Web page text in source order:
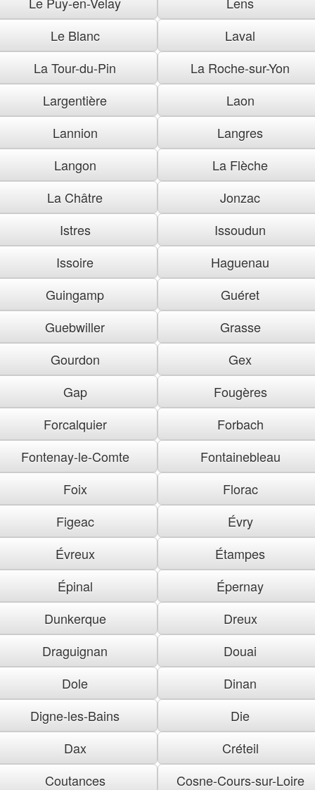
Le Blanc
Laval
La Tour-du-Pin
La Roche-sur-Yon
Largentière
Laon
Lannion
Langres
Langon
La Flèche
La Châtre
Jonzac
Istres
Issoudun
Issoire
Haguenau
Guingamp
Guéret
Guebwiller
Grasse
Gourdon
Gex
Gap
Fougères
Forcalquier
Forbach
Fontenay-le-Comte
Fontainebleau
Foix
Florac
Figeac
Évry
Évreux
Étampes
Épinal
Épernay
Dunkerque
Dreux
Draguignan
Douai
Dole
Dinan
Digne-les-Bains
Die
Dax
Créteil
Coutances
Cosne-Cours-sur-Loire